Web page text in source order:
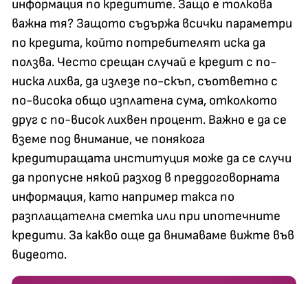
информация по кредитите. Защо е толкова
важна тя? Защото съдържа всички параметри
по кредита, който потребителят иска да
ползва. Често срещан случай е кредит с по-
ниска лихва, да излезе по-скъп, съответно с
по-висока общо изплатена сума, отколкото
друг с по-висок лихвен процент. Важно е да се
вземе под внимание, че понякога
кредитиращата институция може да се случи
да пропусне някой разход в преддоговорната
информация, като например такса по
разплащателна сметка или при ипотечните
кредити. За какво още да внимаваме вижте във
видеото.